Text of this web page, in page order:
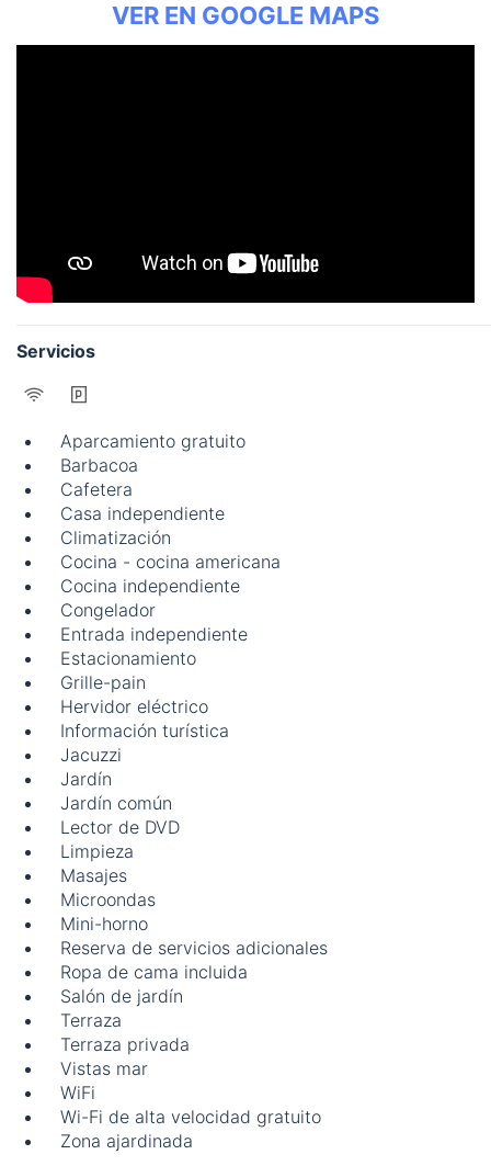
VER EN GOOGLE MAPS
Servicios
Aparcamiento gratuito
Barbacoa
Cafetera
Casa independiente
Climatización
Cocina - cocina americana
Cocina independiente
Congelador
Entrada independiente
Estacionamiento
Grille-pain
Hervidor eléctrico
Información turística
Jacuzzi
Jardín
Jardín común
Lector de DVD
Limpieza
Masajes
Microondas
Mini-horno
Reserva de servicios adicionales
Ropa de cama incluida
Salón de jardín
Terraza
Terraza privada
Vistas mar
WiFi
Wi-Fi de alta velocidad gratuito
Zona ajardinada